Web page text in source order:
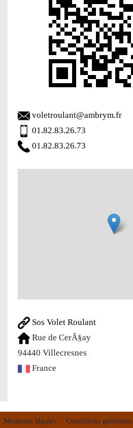
voletroulant@ambrym.fr
01.82.83.26.73
01.82.83.26.73
Sos Volet Roulant
Rue de CerÃ§ay
94440 Villecresnes
France
Mentions légales Conditions générales